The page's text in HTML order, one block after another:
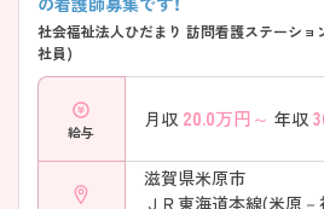
社会福祉法人ひだまり 訪問看護ステーシ
社員)
給与
月収 20.0万円～ 年収
滋賀県米原市
ＪＲ東海道本線(米原－